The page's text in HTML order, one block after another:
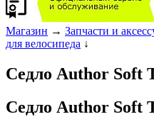
Магазин → Запчасти и
для велосипеда ↓
Седло Author Soft
Седло Author Soft